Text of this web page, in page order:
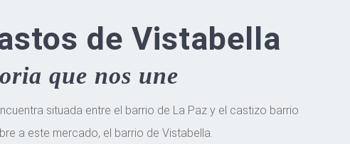
de Vistabella
que nos une
situada entre el barrio de La Paz y el castizo barrio
a este mercado, el barrio de Vistabella.